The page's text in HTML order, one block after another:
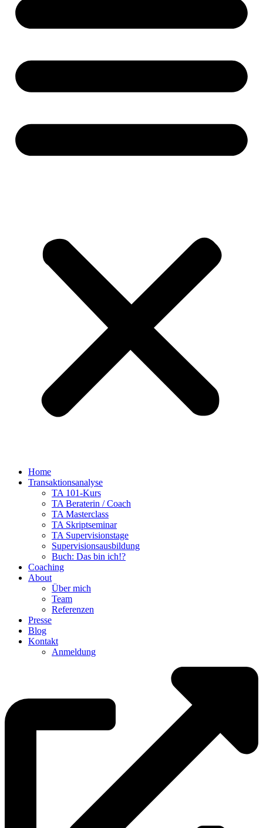
Home
Transaktionsanalyse
TA 101-Kurs
TA Beraterin / Coach
TA Masterclass
TA Skriptseminar
TA Supervisionstage
Supervisionsausbildung
Buch: Das bin ich!?
Coaching
About
Über mich
Team
Referenzen
Presse
Blog
Kontakt
Anmeldung